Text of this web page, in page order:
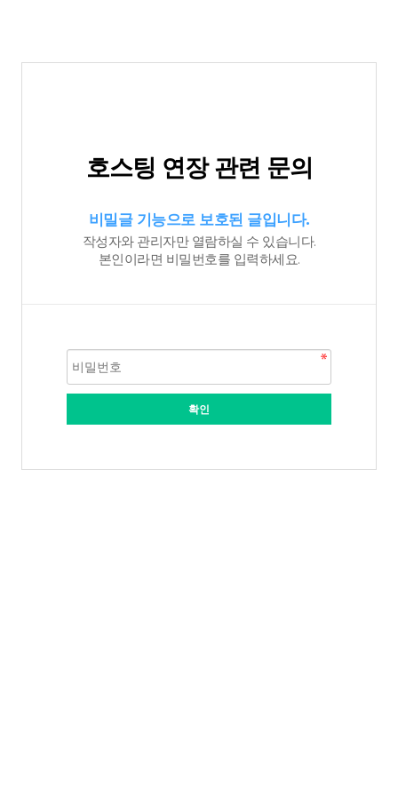
호스팅 연장 관련 문의
비밀글 기능으로 보호된 글입니다.
작성자와 관리자만 열람하실 수 있습니다.
본인이라면 비밀번호를 입력하세요.